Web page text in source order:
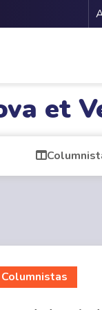
et
Columnistas